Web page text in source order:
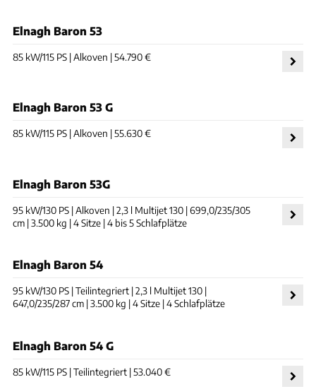
Elnagh Baron 53
85 kW/115 PS | Alkoven | 54.790 €
Elnagh Baron 53 G
85 kW/115 PS | Alkoven | 55.630 €
Elnagh Baron 53G
95 kW/130 PS | Alkoven | 2,3 l Multijet 130 | 699,0/235/305
cm | 3.500 kg | 4 Sitze | 4 bis 5 Schlafplätze
Elnagh Baron 54
95 kW/130 PS | Teilintegriert | 2,3 l Multijet 130 |
647,0/235/287 cm | 3.500 kg | 4 Sitze | 4 Schlafplätze
Elnagh Baron 54 G
85 kW/115 PS | Teilintegriert | 53.040 €